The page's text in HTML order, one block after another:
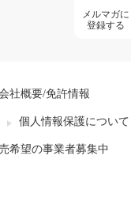
メルマガに
登録する
社概要/免許情報
個人情報保護について
希望の事業者募集中